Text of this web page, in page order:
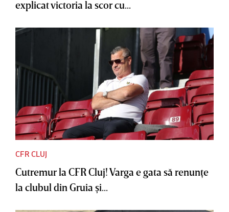
explicat victoria la scor cu...
CFR CLUJ
Cutremur la CFR Cluj! Varga e gata să renunţe
la clubul din Gruia şi...